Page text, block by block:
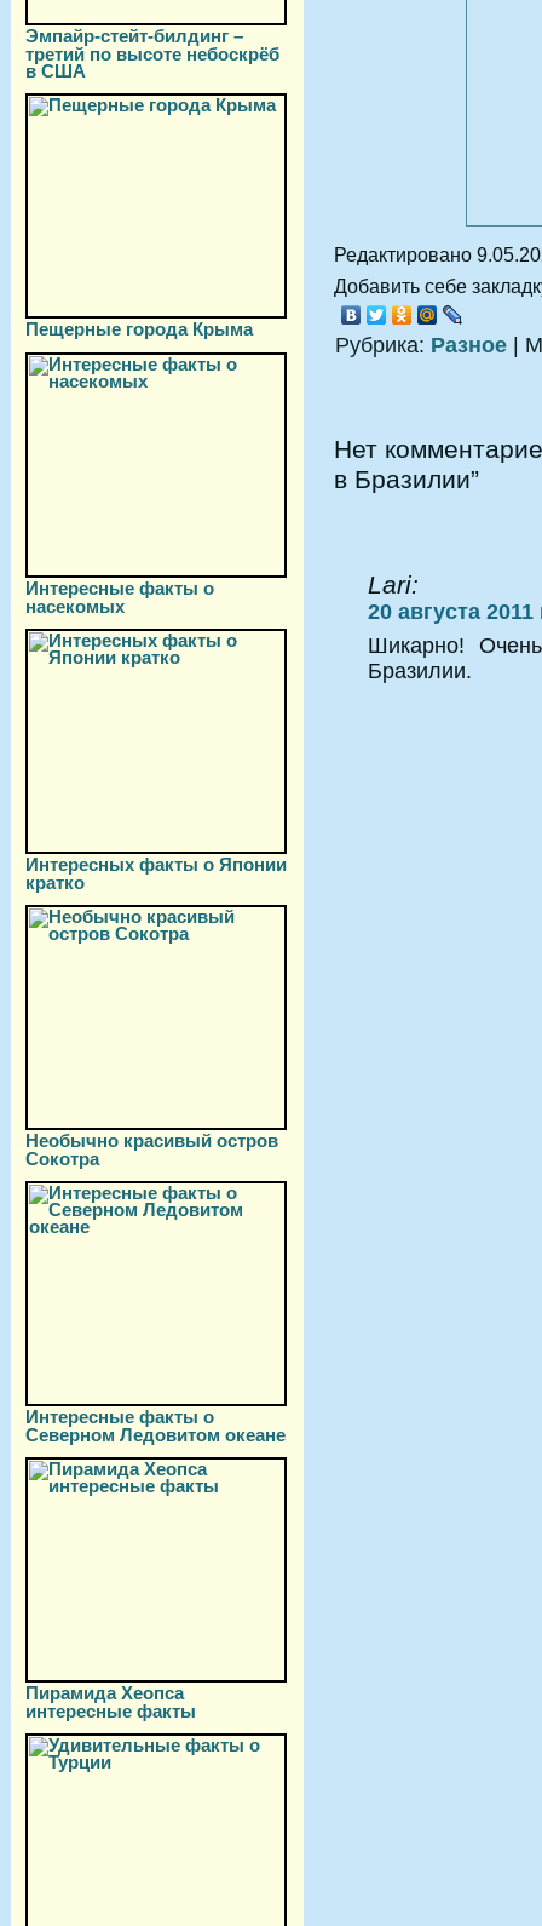
Эмпайр-стейт-билдинг –
третий по высоте небоскрёб
в США
Пещерные города Крыма
Интересные факты о
насекомых
Интересных факты о Японии
кратко
Необычно красивый остров
Сокотра
Интересные факты о
Северном Ледовитом океане
Пирамида Хеопса
интересные факты
Редактировано
Добавить себе
Рубрика: Разное |
Нет
в Бразилии”
Lari:
20 августа 2011
Шикарно!
Бразилии.